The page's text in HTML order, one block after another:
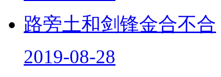
路旁土和剑锋金合不合
2019-08-28